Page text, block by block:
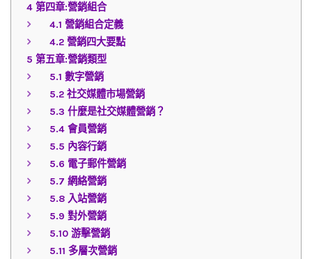
4 第四章:營銷組合
4.1 營銷組合定義
4.2 營銷四大要點
5 第五章:營銷類型
5.1 數字營銷
5.2 社交媒體市場營銷
5.3 什麼是社交媒體營銷？
5.4 會員營銷
5.5 內容行銷
5.6 電子郵件營銷
5.7 網絡營銷
5.8 入站營銷
5.9 對外營銷
5.10 游擊營銷
5.11 多層次營銷